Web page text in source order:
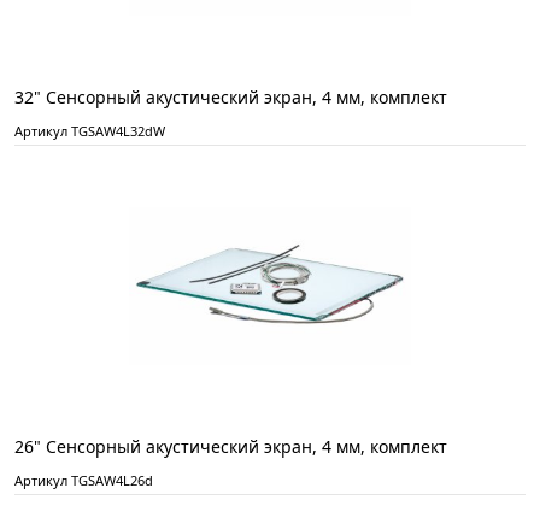
32" Сенсорный акустический экран, 4 мм, комплект
Артикул TGSAW4L32dW
26" Сенсорный акустический экран, 4 мм, комплект
Артикул TGSAW4L26d